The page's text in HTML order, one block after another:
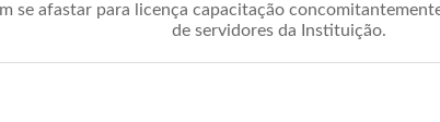
se afastar para licença capacitação
de servidores da Instituição.